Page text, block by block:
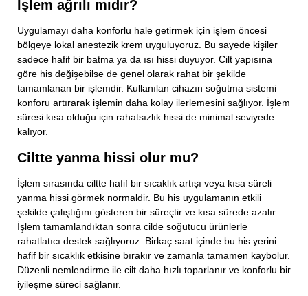
İşlem ağrılı mıdır?
Uygulamayı daha konforlu hale getirmek için işlem öncesi
bölgeye lokal anestezik krem uyguluyoruz. Bu sayede kişiler
sadece hafif bir batma ya da ısı hissi duyuyor. Cilt yapısına
göre his değişebilse de genel olarak rahat bir şekilde
tamamlanan bir işlemdir. Kullanılan cihazın soğutma sistemi
konforu artırarak işlemin daha kolay ilerlemesini sağlıyor. İşlem
süresi kısa olduğu için rahatsızlık hissi de minimal seviyede
kalıyor.
Ciltte yanma hissi olur mu?
İşlem sırasında ciltte hafif bir sıcaklık artışı veya kısa süreli
yanma hissi görmek normaldir. Bu his uygulamanın etkili
şekilde çalıştığını gösteren bir süreçtir ve kısa sürede azalır.
İşlem tamamlandıktan sonra cilde soğutucu ürünlerle
rahatlatıcı destek sağlıyoruz. Birkaç saat içinde bu his yerini
hafif bir sıcaklık etkisine bırakır ve zamanla tamamen kaybolur.
Düzenli nemlendirme ile cilt daha hızlı toparlanır ve konforlu bir
iyileşme süreci sağlanır.